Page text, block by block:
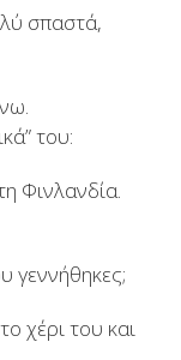
σπαστά,
του:
Φινλανδία.
γεννήθηκες;
χέρι του και